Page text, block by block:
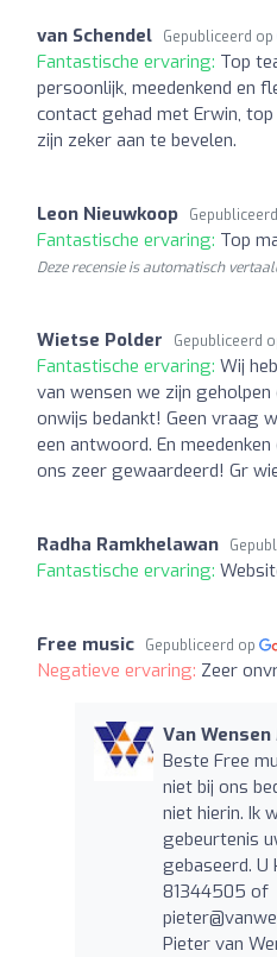
van Schendel Gepubliceerd op
Fantastische ervaring: Top
persoonlijk, meedenkend en
contact gehad met Erwin,
zijn zeker aan te bevelen.
Leon Nieuwkoop
Fantastische ervaring: Top
Deze recensie is automatisch
Wietse Polder Gepubliceerd
Fantastische ervaring: Wij
van wensen we zijn
onwijs bedankt! Geen vraag
een antwoord. En
ons zeer gewaardeerd! Gr
Radha Ramkhelawan
Fantastische ervaring:
Free music Gepubliceerd op
Negatieve ervaring: Zeer
Van
Beste Free
niet bij ons
niet hierin. Ik
gebeurtenis
gebaseerd. U
81344505 of
Pieter van